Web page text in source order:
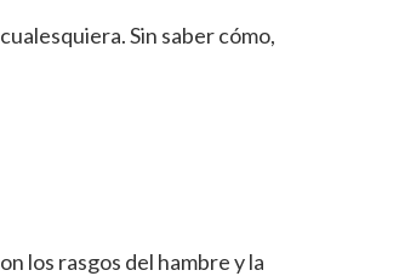
Sin saber cómo,
los rasgos del hambre y la